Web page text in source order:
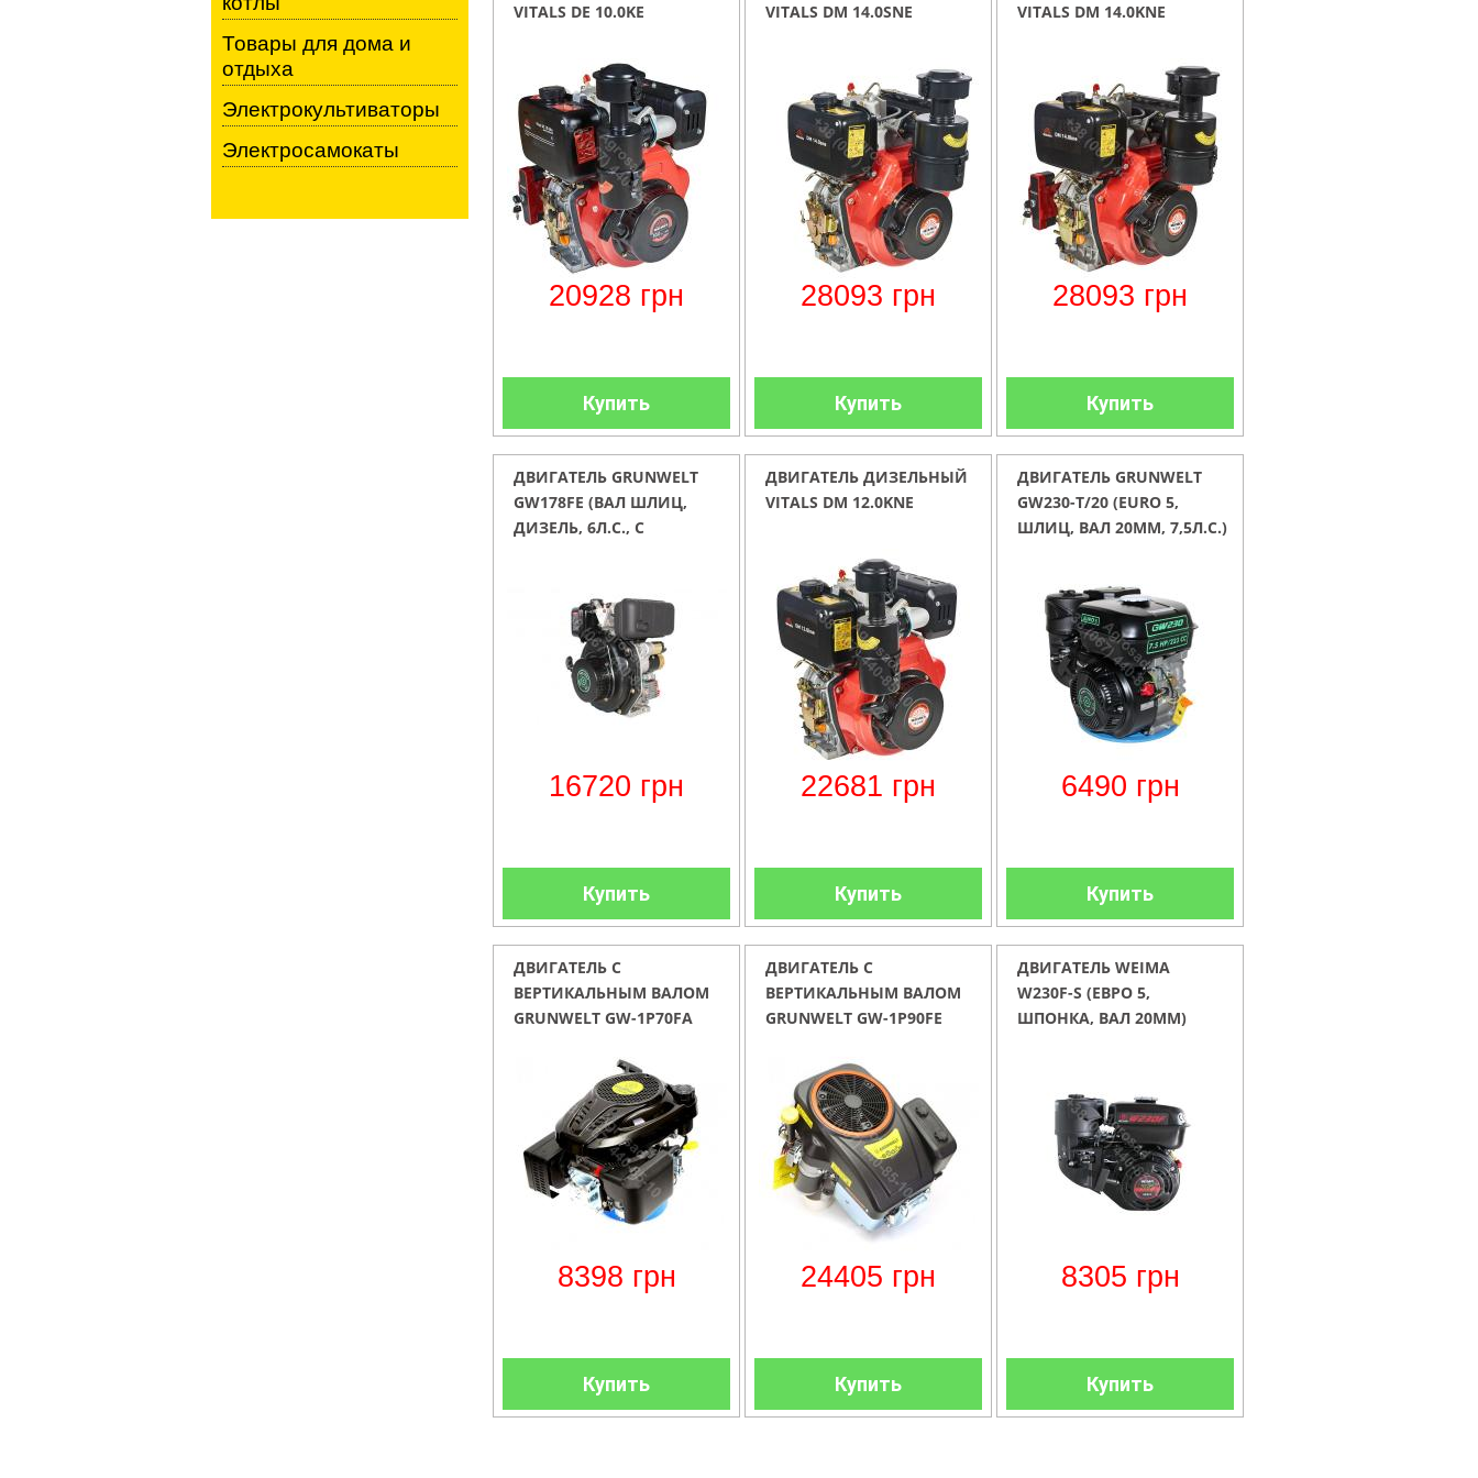
VITALS DE 10.0KE
20928 грн
Купить
VITALS DM 14.0SNE
28093 грн
Купить
VITALS DM 14.0KNE
28093 грн
Купить
ДВИГАТЕЛЬ GRUNWELT
GW178FE (ВАЛ ШЛИЦ,
ДИЗЕЛЬ, 6Л.С., С
16720 грн
Купить
ДВИГАТЕЛЬ ДИЗЕЛЬНЫЙ
VITALS DM 12.0KNE
22681 грн
Купить
ДВИГАТЕЛЬ GRUNWELT
GW230-T/20 (EURO 5,
ШЛИЦ, ВАЛ 20ММ, 7,5Л.С.)
6490 грн
Купить
ДВИГАТЕЛЬ С
ВЕРТИКАЛЬНЫМ ВАЛОМ
GRUNWELT GW-1P70FA
8398 грн
Купить
ДВИГАТЕЛЬ С
ВЕРТИКАЛЬНЫМ ВАЛОМ
GRUNWELT GW-1P90FE
24405 грн
Купить
ДВИГАТЕЛЬ WEIMA
W230F-S (ЕВРО 5,
ШПОНКА, ВАЛ 20ММ)
8305 грн
Купить
Товары для дома и
отдыха
Электрокультиваторы
Электросамокаты